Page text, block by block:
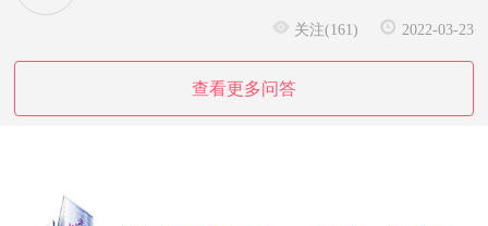
关注(161) 2022-03-23
查看更多问答